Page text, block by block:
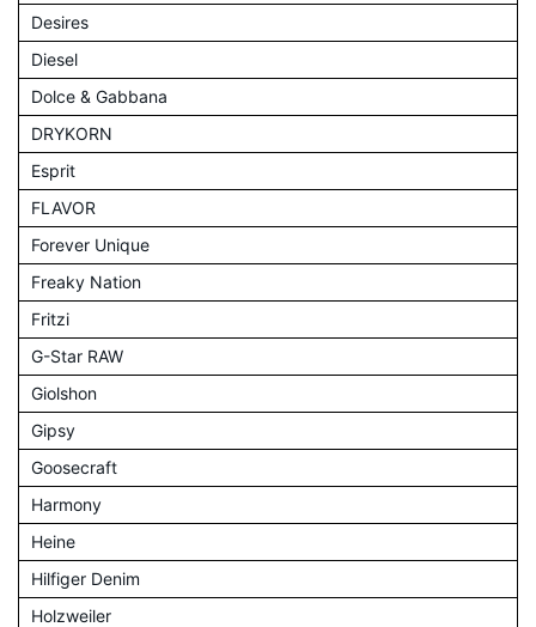
Desires
Diesel
Dolce & Gabbana
DRYKORN
Esprit
FLAVOR
Forever Unique
Freaky Nation
Fritzi
G-Star RAW
Giolshon
Gipsy
Goosecraft
Harmony
Heine
Hilfiger Denim
Holzweiler